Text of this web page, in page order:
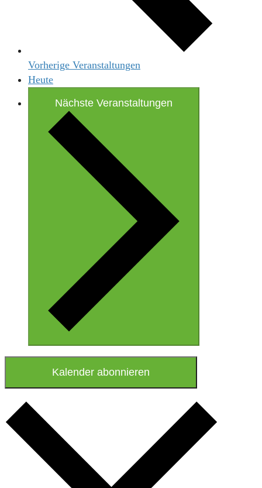
Vorherige Veranstaltungen
Heute
Nächste Veranstaltungen
Kalender abonnieren